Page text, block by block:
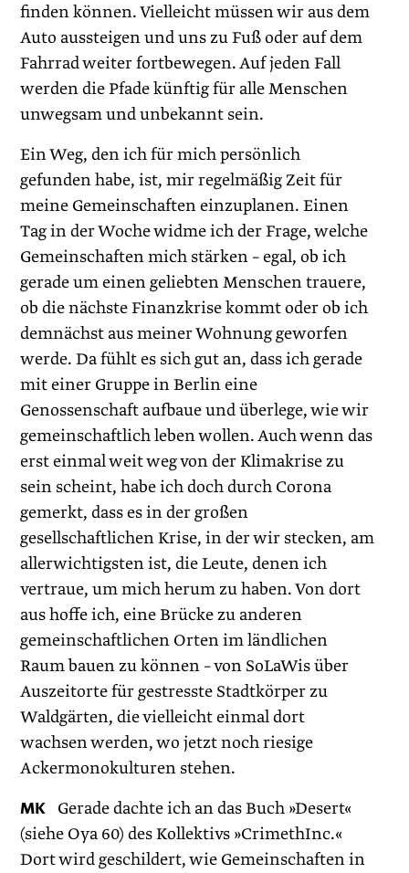
finden können. Vielleicht müssen wir aus dem
Auto aussteigen und uns zu Fuß oder auf dem
Fahrrad weiter fortbewegen. Auf jeden Fall
werden die Pfade künftig für alle Menschen
unwegsam und unbekannt sein.
Ein Weg, den ich für mich persönlich
gefunden habe, ist, mir regelmäßig Zeit für
meine Gemeinschaften einzuplanen. Einen
Tag in der Woche widme ich der Frage, welche
Gemeinschaften mich stärken – egal, ob ich
gerade um einen geliebten Menschen trauere,
ob die nächste Finanzkrise kommt oder ob ich
demnächst aus meiner Wohnung geworfen
werde. Da fühlt es sich gut an, dass ich gerade
mit einer Gruppe in Berlin eine
Genossenschaft aufbaue und überlege, wie wir
gemeinschaftlich leben wollen. Auch wenn das
erst einmal weit weg von der Klimakrise zu
sein scheint, habe ich doch durch Corona
gemerkt, dass es in der großen
gesellschaftlichen Krise, in der wir stecken, am
allerwichtigsten ist, die Leute, denen ich
vertraue, um mich herum zu haben. Von dort
aus hoffe ich, eine Brücke zu anderen
gemeinschaftlichen Orten im ländlichen
Raum bauen zu können – von SoLaWis über
Auszeitorte für gestresste Stadtkörper zu
Waldgärten, die vielleicht einmal dort
wachsen werden, wo jetzt noch riesige
Ackermonokulturen stehen.
MK Gerade dachte ich an das Buch »Desert«
(siehe Oya 60) des Kollektivs »CrimethInc.«
Dort wird geschildert, wie Gemeinschaften in